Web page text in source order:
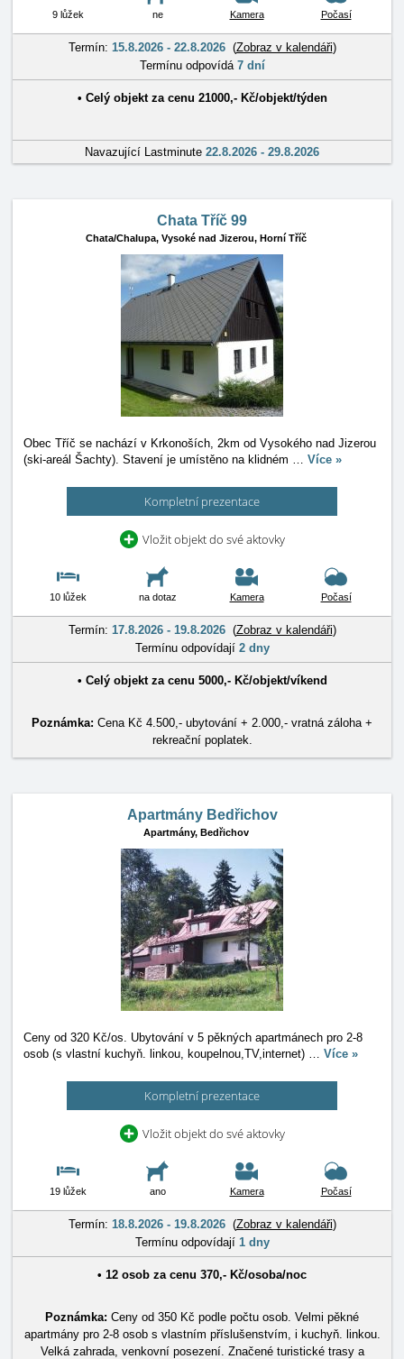
9 lůžek ne Kamera Počasí
Termín: 15.8.2026 - 22.8.2026 (Zobraz v kalendáři)
Termínu odpovídá 7 dní
• Celý objektza cenu 21000,- Kč/objekt/týden
Navazující Lastminute 22.8.2026 - 29.8.2026
Chata Tříč 99
Chata/Chalupa, Vysoké nad Jizerou, Horní Tříč
Obec Tříč se nachází v Krkonoších, 2km od Vysokého nad Jizerou
(ski-areál Šachty). Stavení je umístěno na klidném … Více »
Kompletní prezentace
Vložit objekt do své aktovky
10 lůžek na dotaz Kamera Počasí
Termín: 17.8.2026 - 19.8.2026 (Zobraz v kalendáři)
Termínu odpovídají 2 dny
• Celý objektza cenu 5000,- Kč/objekt/víkend
Poznámka: Cena Kč 4.500,- ubytování + 2.000,- vratná záloha +
rekreační poplatek.
Apartmány Bedřichov
Apartmány, Bedřichov
Ceny od 320 Kč/os. Ubytování v 5 pěkných apartmánech pro 2-8
osob (s vlastní kuchyň. linkou, koupelnou,TV,internet) … Více »
Kompletní prezentace
Vložit objekt do své aktovky
19 lůžek ano Kamera Počasí
Termín: 18.8.2026 - 19.8.2026 (Zobraz v kalendáři)
Termínu odpovídají 1 dny
• 12 osob za cenu 370,- Kč/osoba/noc
Poznámka: Ceny od 350 Kč podle počtu osob. Velmi pěkné
apartmány pro 2-8 osob s vlastním příslušenstvím, i kuchyň. linkou.
Velká zahrada, venkovní posezení. Značené turistické trasy a